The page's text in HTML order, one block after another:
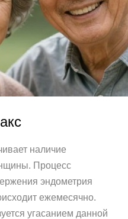
наличие
Процесс
эндометрия
ежемесячно.
угасанием данной